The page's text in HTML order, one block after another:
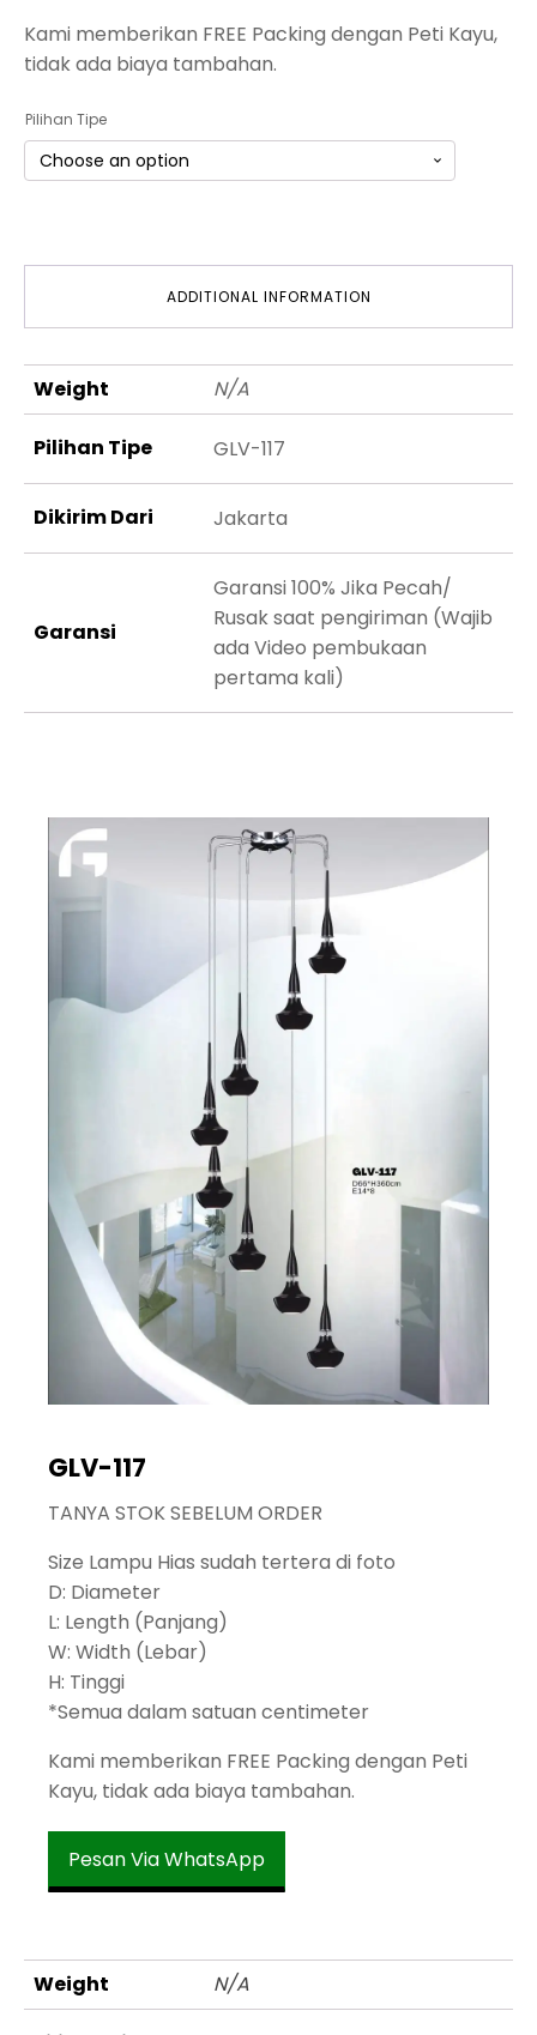
Kami memberikan FREE Packing dengan Peti Kayu,
tidak ada biaya tambahan.
Pilihan Tipe
ADDITIONAL INFORMATION
Weight N/A
Pilihan Tipe GLV-117
Dikirim Dari Jakarta
Garansi
Garansi 100% Jika Pecah/
Rusak saat pengiriman (Wajib
ada Video pembukaan
pertama kali)
GLV-117
TANYA STOK SEBELUM ORDER
Size Lampu Hias sudah tertera di foto
D: Diameter
L: Length (Panjang)
W: Width (Lebar)
H: Tinggi
*Semua dalam satuan centimeter
Kami memberikan FREE Packing dengan Peti
Kayu, tidak ada biaya tambahan.
Pesan Via WhatsApp
Weight N/A